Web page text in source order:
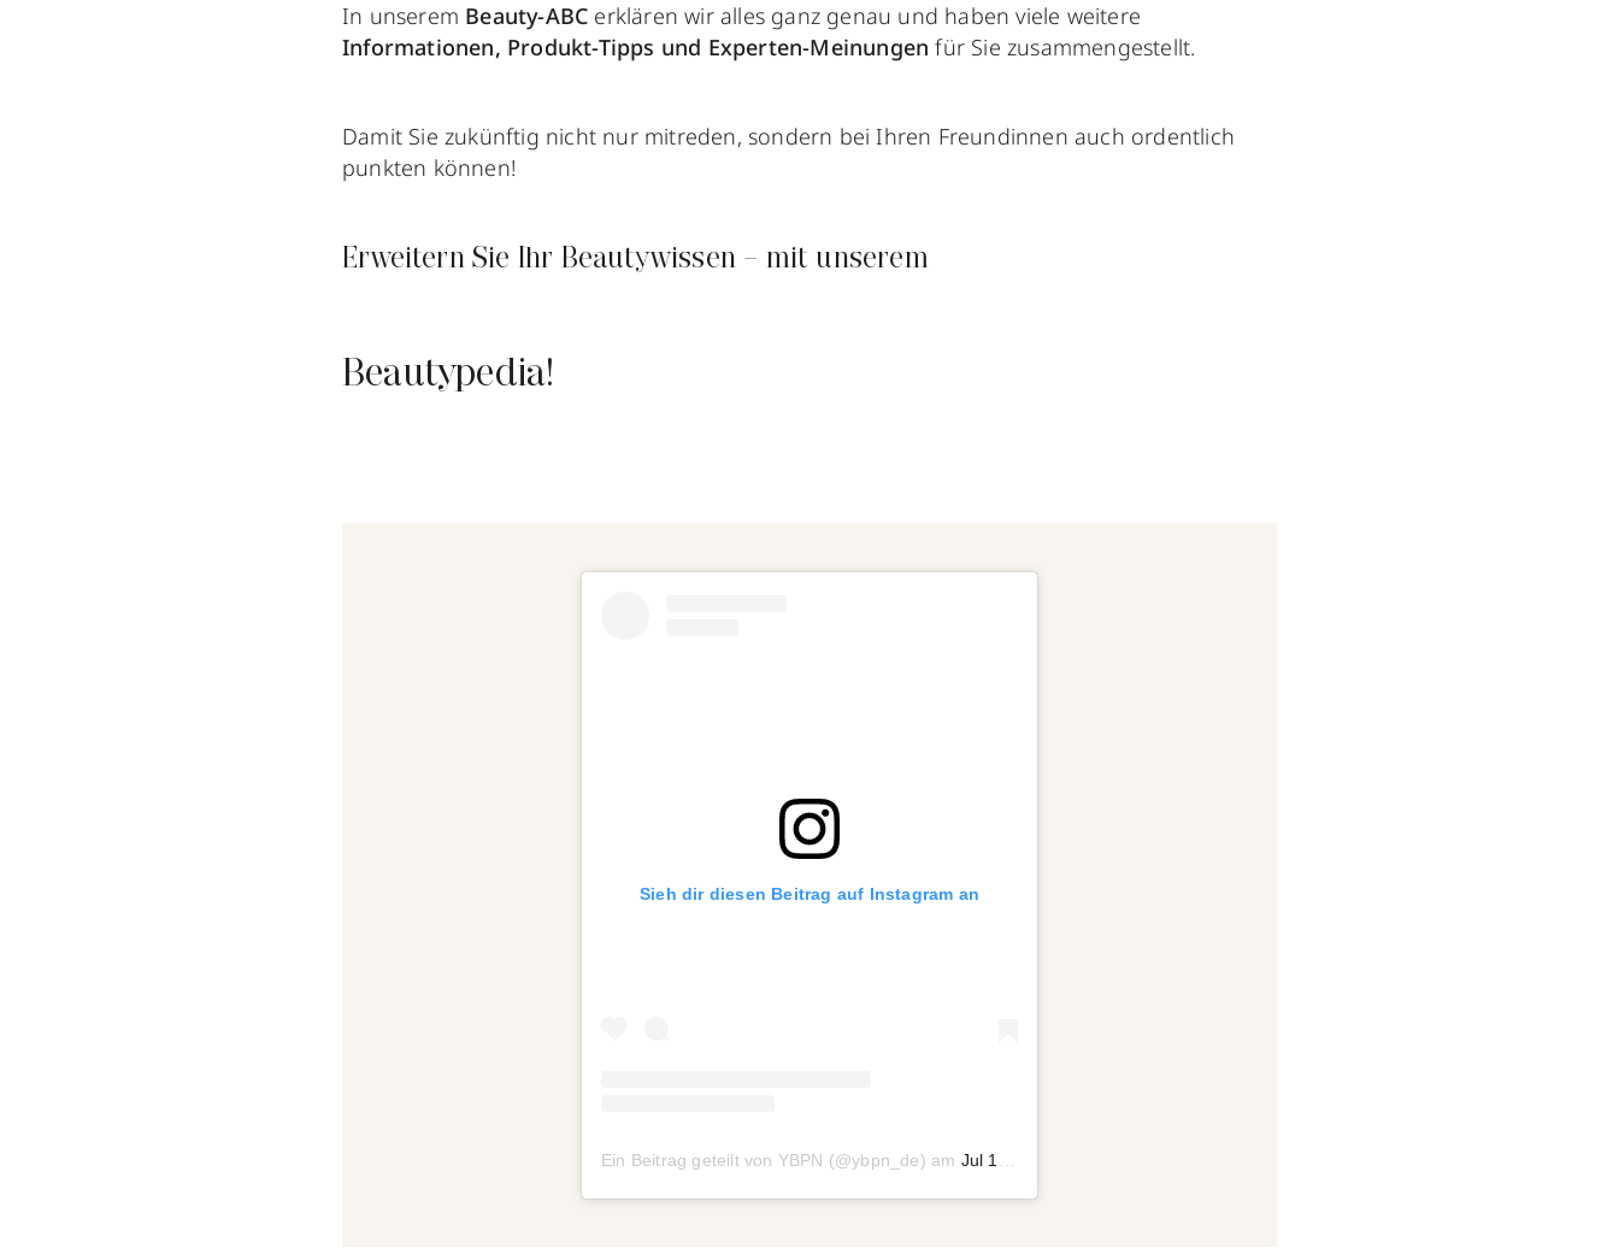
In unserem Beauty-ABC erklären wir alles ganz genau und haben viele weitere
Informationen, Produkt-Tipps und Experten-Meinungen für Sie zusammengestellt.
Damit Sie zukünftig nicht nur mitreden, sondern bei Ihren Freundinnen auch ordentlich
punkten können!
Erweitern Sie Ihr Beautywissen – mit unserem
Beautypedia!
Sieh dir diesen Beitrag auf Instagram an
Ein Beitrag geteilt von YBPN (@ybpn_de) am Jul 10, 2019 um 4:54 PDT